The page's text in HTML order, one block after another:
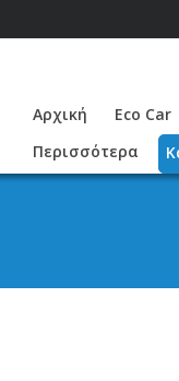
Αρχική Eco Car
Περισσότερα